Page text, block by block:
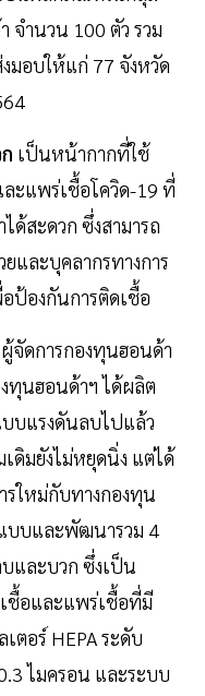
จำนวน 100 ตัว รวม
มอบให้แก่ 77 จังหวัด
เป็นหน้ากากที่ใช้
ะแพร่เชื้อโควิด-19 ที่
สะดวก ซึ่งสามารถ
และบุคลากรทางการ
ป้องกันการติดเชื้อ
จัดการกองทุนฮอนด้า
งทุนฮอนด้าฯ ได้ผลิต
บแรงดันลบไปแล้ว
ดิมยังไม่หยุดนิ่ง แต่ได้
รใหม่กับทางกองทุน
แบบและพัฒนารวม 4
และบวก ซึ่งเป็น
ชื้อและแพร่เชื้อที่มี
ตอร์ HEPA ระดับ
ไมครอน และระบบ